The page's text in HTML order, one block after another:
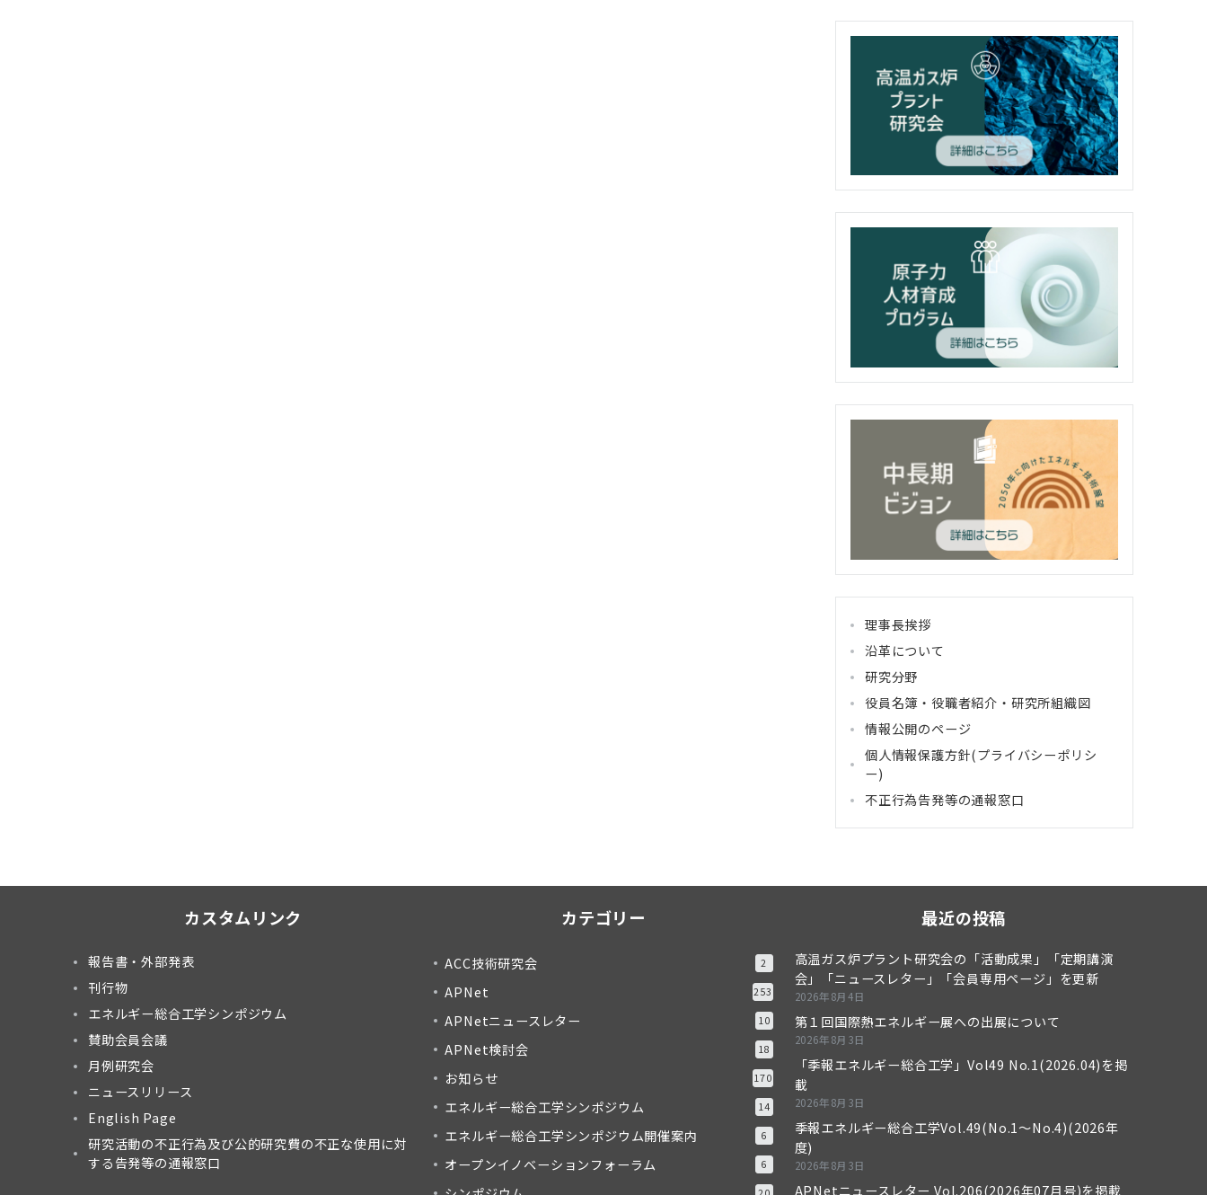
理事長挨拶
沿革について
研究分野
役員名簿・役職者紹介・研究所組織図
情報公開のページ
個人情報保護方針(プライバシーポリシ
ー)
不正行為告発等の通報窓口
カスタムリンク
報告書・外部発表
刊行物
エネルギー総合工学シンポジウム
賛助会員会議
月例研究会
ニュースリリース
English Page
研究活動の不正行為及び公的研究費の不正な使用に対
する告発等の通報窓口
カテゴリー
ACC技術研究会 2
APNet 253
APNetニュースレター 10
APNet検討会 18
お知らせ 170
エネルギー総合工学シンポジウム 14
エネルギー総合工学シンポジウム開催案内 6
オープンイノベーションフォーラム 6
最近の投稿
高温ガス炉プラント研究会の「活動成果」「定期講演
会」「ニュースレター」「会員専用ページ」を更新
2026年8月4日
第１回国際熱エネルギー展への出展について
2026年8月3日
「季報エネルギー総合工学」Vol49 No.1(2026.04)を掲
載
2026年8月3日
季報エネルギー総合工学Vol.49(No.1～No.4)(2026年
度)
2026年8月3日
APNetニュースレター Vol.206(2026年07月号)を掲載